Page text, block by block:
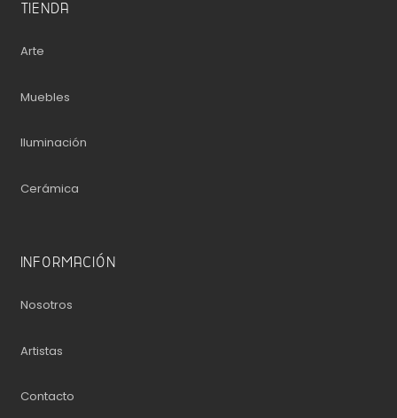
TIENDA
Arte
Muebles
Iluminación
Cerámica
INFORMACIÓN
Nosotros
Artistas
Contacto